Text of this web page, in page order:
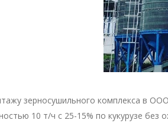
зерносушильного комплекса в
10 т/ч с 25-15% по кукурузе